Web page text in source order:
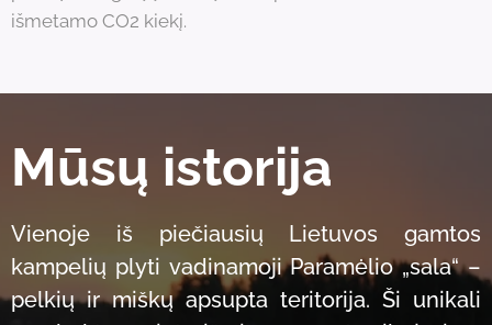
išmetamo CO2 kiekį.
Mūsų istorija
Vienoje iš piečiausių Lietuvos gamtos
kampelių plyti vadinamoji Paramėlio „sala“ –
pelkių ir miškų apsupta teritorija. Ši unikali